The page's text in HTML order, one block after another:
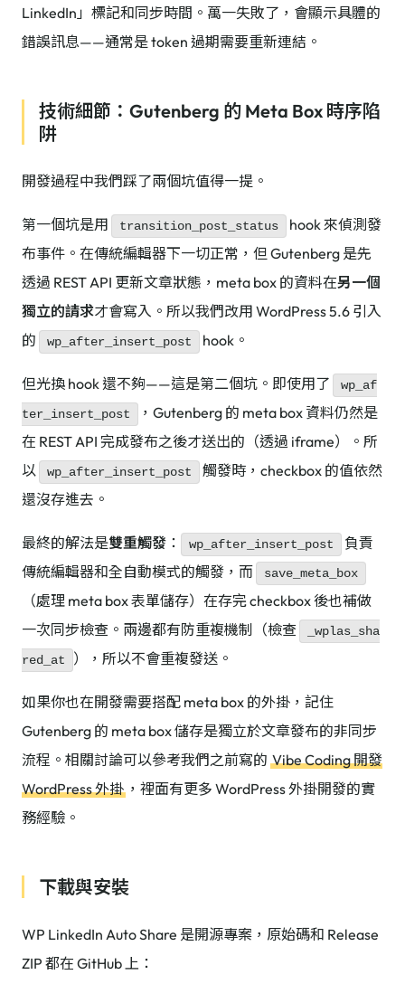
LinkedIn」標記和同步時間。萬一失敗了，會顯示具體的
錯誤訊息——通常是 token 過期需要重新連結。
技術細節：Gutenberg 的 Meta Box 時序陷
阱
開發過程中我們踩了兩個坑值得一提。
第一個坑是用 transition_post_status
hook 來偵測發
布事件。在傳統編輯器下一切正常，但 Gutenberg 是先
透過 REST API 更新文章狀態，meta box 的資料在另一個
獨立的請求才會寫入。所以我們改用 WordPress 5.6 引入
的
wp_after_insert_post hook。
但光換 hook 還不夠——這是第二個坑。即使用了
wp_af
ter_insert_post
，Gutenberg 的 meta box 資料仍然是
在 REST API 完成發布之後才送出的（透過 iframe）。所
以
wp_after_insert_post
觸發時，checkbox 的值依然
還沒存進去。
最終的解法是雙重觸發 ： wp_after_insert_post
負責
傳統編輯器和全自動模式的觸發，而
save_meta_box
（處理 meta box 表單儲存）在存完 checkbox 後也補做
一次同步檢查。兩邊都有防重複機制（檢查
_wplas_sha
red_at
），所以不會重複發送。
如果你也在開發需要搭配 meta box 的外掛，記住
Gutenberg 的 meta box 儲存是獨立於文章發布的非同步
流程。相關討論可以參考我們之前寫的 Vibe Coding 開發
WordPress 外掛 ，裡面有更多 WordPress 外掛開發的實
務經驗。
下載與安裝
WP LinkedIn Auto Share 是開源專案，原始碼和 Release
ZIP 都在 GitHub 上：